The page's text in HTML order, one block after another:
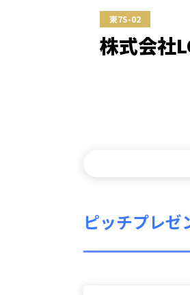
東7S-02
株式会社
ピッチプレゼ